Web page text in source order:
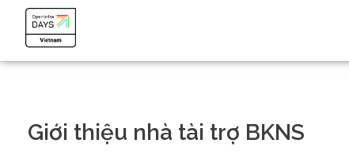
OpenInfra Days Vietnam 2024
Giới thiệu nhà tài trợ BKNS